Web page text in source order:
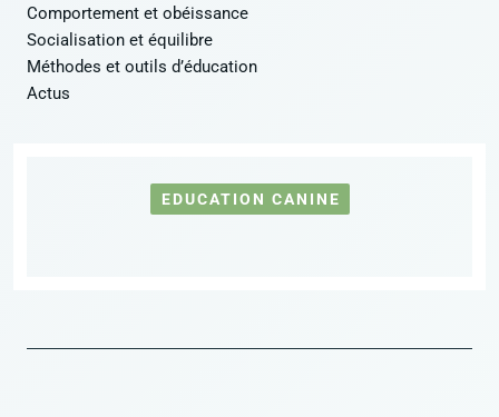
Comportement et obéissance
Socialisation et équilibre
Méthodes et outils d’éducation
Actus
EDUCATION CANINE